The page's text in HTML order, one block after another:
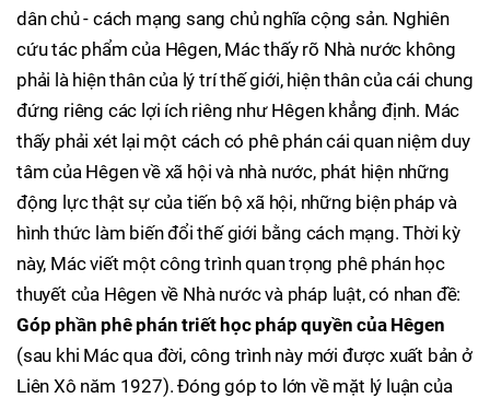
dân chủ - cách mạng sang chủ nghĩa cộng sản. Nghiên
cứu tác phẩm của Hêgen, Mác thấy rõ Nhà nước không
phải là hiện thân của lý trí thế giới, hiện thân của cái chung
đứng riêng các lợi ích riêng như Hêgen khẳng định. Mác
thấy phải xét lại một cách có phê phán cái quan niệm duy
tâm của Hêgen về xã hội và nhà nước, phát hiện những
động lực thật sự của tiến bộ xã hội, những biện pháp và
hình thức làm biến đổi thế giới bằng cách mạng. Thời kỳ
này, Mác viết một công trình quan trọng phê phán học
thuyết của Hêgen về Nhà nước và pháp luật, có nhan đề:
Góp phần phê phán triết học pháp quyền của Hêgen
(sau khi Mác qua đời, công trình này mới được xuất bản ở
Liên Xô năm 1927). Đóng góp to lớn về mặt lý luận của